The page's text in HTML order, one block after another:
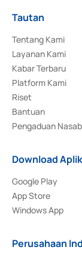
Tautan
Tentang Kami
Layanan Kami
Kabar Terbaru
Platform Kami
Riset
Bantuan
Pengaduan
Download
Google Play
App Store
Windows App
Perusahaan